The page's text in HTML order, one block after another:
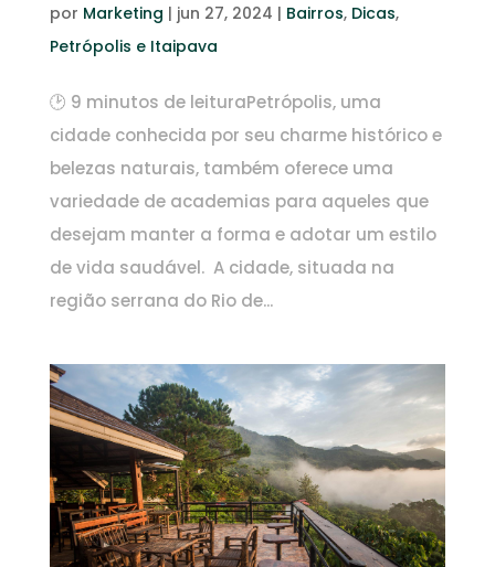
por Marketing | jun 27, 2024 | Bairros, Dicas,
Petrópolis e Itaipava
🕑 9 minutos de leituraPetrópolis, uma
cidade conhecida por seu charme histórico e
belezas naturais, também oferece uma
variedade de academias para aqueles que
desejam manter a forma e adotar um estilo
de vida saudável. A cidade, situada na
região serrana do Rio de...